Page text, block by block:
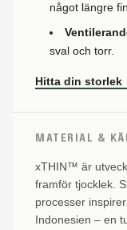
något längre
sval och torr.
Hitta din storlek
MATERIAL &
xTHIN™ är
framför tjocklek.
processer
Indonesien – en